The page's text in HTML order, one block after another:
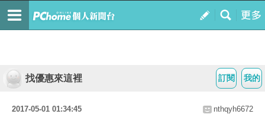
我的
訂閱
找優惠來這裡
2017-05-01 01:34:45 nthqyh6672